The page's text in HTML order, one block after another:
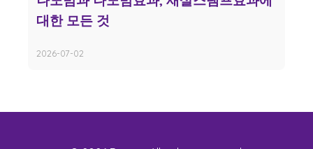
대한 모든 것
2026-07-02